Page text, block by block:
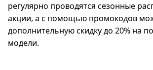
регулярно проводятся сезонные
акции, а с помощью промокодов
дополнительную скидку до 20% на
модели.